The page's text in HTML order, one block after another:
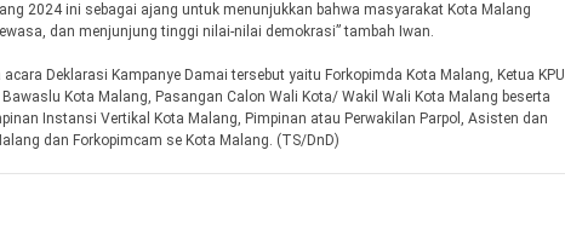
2024 ini sebagai ajang untuk menunjukkan bahwa masyarakat Kota Malang
dan menjunjung tinggi nilai-nilai demokrasi” tambah Iwan.
Deklarasi Kampanye Damai tersebut yaitu Forkopimda Kota Malang, Ketua KPU
Kota Malang, Pasangan Calon Wali Kota/ Wakil Wali Kota Malang beserta
Instansi Vertikal Kota Malang, Pimpinan atau Perwakilan Parpol, Asisten dan
dan Forkopimcam se Kota Malang. (TS/DnD)